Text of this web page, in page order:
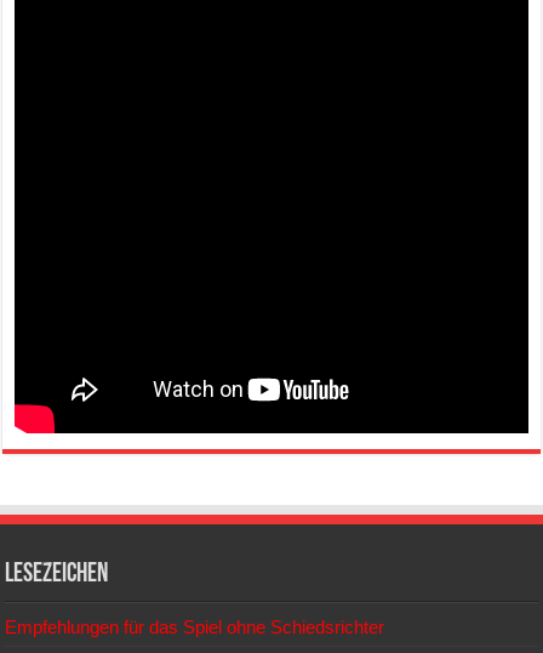
Lesezeichen
Empfehlungen für das Spiel ohne Schiedsrichter